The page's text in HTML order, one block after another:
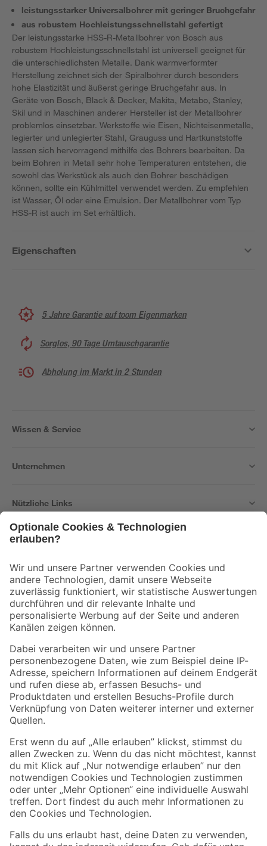
leistungsstarker Universalbohrer mit geringer Bruchgefahr
aus robustem Hochleistungsschnellstahl gefertigt
Der leistungsstarke HSS-R-Metallbohrer von Bosch aus
robustem Hochleistungsschnellstahl ist universell geeignet für
die unterschiedlichsten Metalle. Dank warmverformter
Herstellung zeichnet sich der Spiralbohrer durch besonders
hohe Elastizität und äußerst geringe Bruchgefahr aus. In
Geräte von Bosch, Black & Decker, Makita, Metabo, Stanley,
Skil und in Maschinen anderer Hersteller ist der Metallbohrer
problemlos einsetzbar. Werkstoffe wie Eisen, Nichteisenmetalle,
legierter und unlegierter Stahl, Grauguss und Hartkunststoffe
lassen sich hervorragend mithilfe des Bohrers bearbeiten. Da
beim Bohren in Metall sehr hohe Temperaturen entstehen, die
sowohl das Werkstück als auch den Bohrer beschädigen
können, sollte ein Kühlmittel verwendet werden. Zu empfehlen
ist Wasser, Öl oder eine Emulsion. Der Metallbohrer vom Typ
HSS-R ist auch im Set erhältlich.
Eigenschaften
5 Jahre Garantie auf toom Eigenmarken
Sorglos, 90 Tage Umtauschgarantie
Abholung im Markt in 2 Stunden
Wissen & Service
Unternehmen
Nützliche Links
Der toom Newsletter: Keine Angebote und Aktionen mehr verpassen!
Zur Newsletter Anmeldung
Folge uns
Zahlungsarten Versandarten
Sicher einkaufen
Jetzt die toom-App herunterladen